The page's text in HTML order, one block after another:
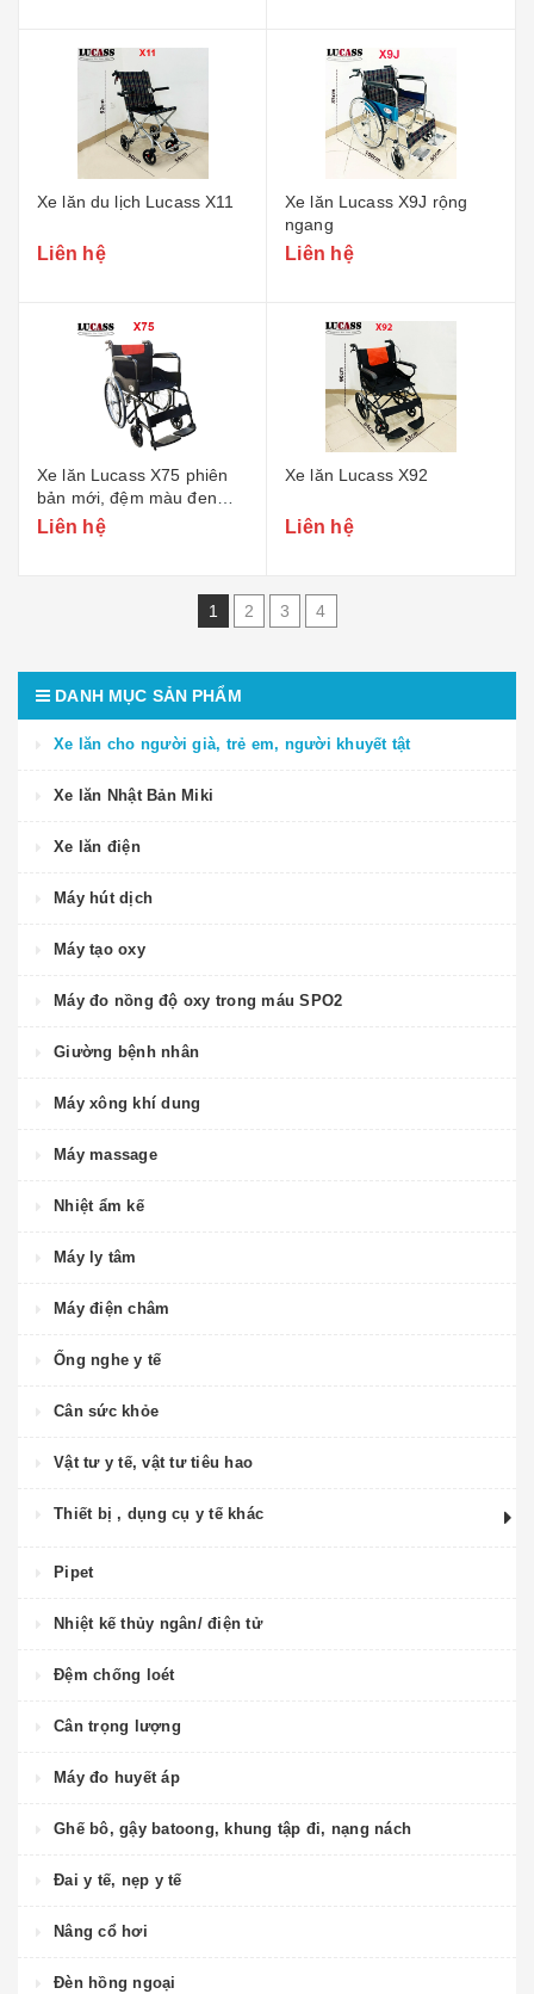
Xe lăn du lịch Lucass X11
Liên hệ
Xe lăn Lucass X9J rộng
ngang
Liên hệ
Xe lăn Lucass X75 phiên
bản mới, đệm màu đen
pha cam
Liên hệ
Xe lăn Lucass X92
Liên hệ
1 2 3 4
DANH MỤC SẢN PHẨM
Xe lăn cho người già, trẻ em, người khuyết tật
Xe lăn Nhật Bản Miki
Xe lăn điện
Máy hút dịch
Máy tạo oxy
Máy đo nồng độ oxy trong máu SPO2
Giường bệnh nhân
Máy xông khí dung
Máy massage
Nhiệt ẩm kế
Máy ly tâm
Máy điện châm
Ống nghe y tế
Cân sức khỏe
Vật tư y tế, vật tư tiêu hao
Thiết bị , dụng cụ y tế khác
Pipet
Nhiệt kế thủy ngân/ điện tử
Đệm chống loét
Cân trọng lượng
Máy đo huyết áp
Ghế bô, gậy batoong, khung tập đi, nạng nách
Đai y tế, nẹp y tế
Nâng cổ hơi
Đèn hồng ngoại